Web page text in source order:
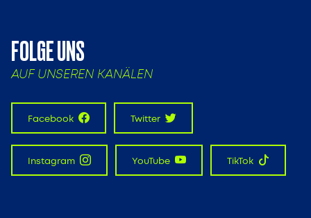
FOLGE UNS
AUF UNSEREN KANÄLEN
Facebook Twitter
Instagram YouTube TikTok